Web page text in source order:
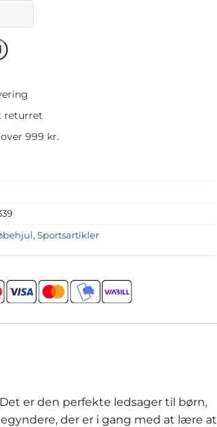
returret
999 kr.
, Sportsartikler
er den perfekte ledsager til børn,
der er i gang med at lære at